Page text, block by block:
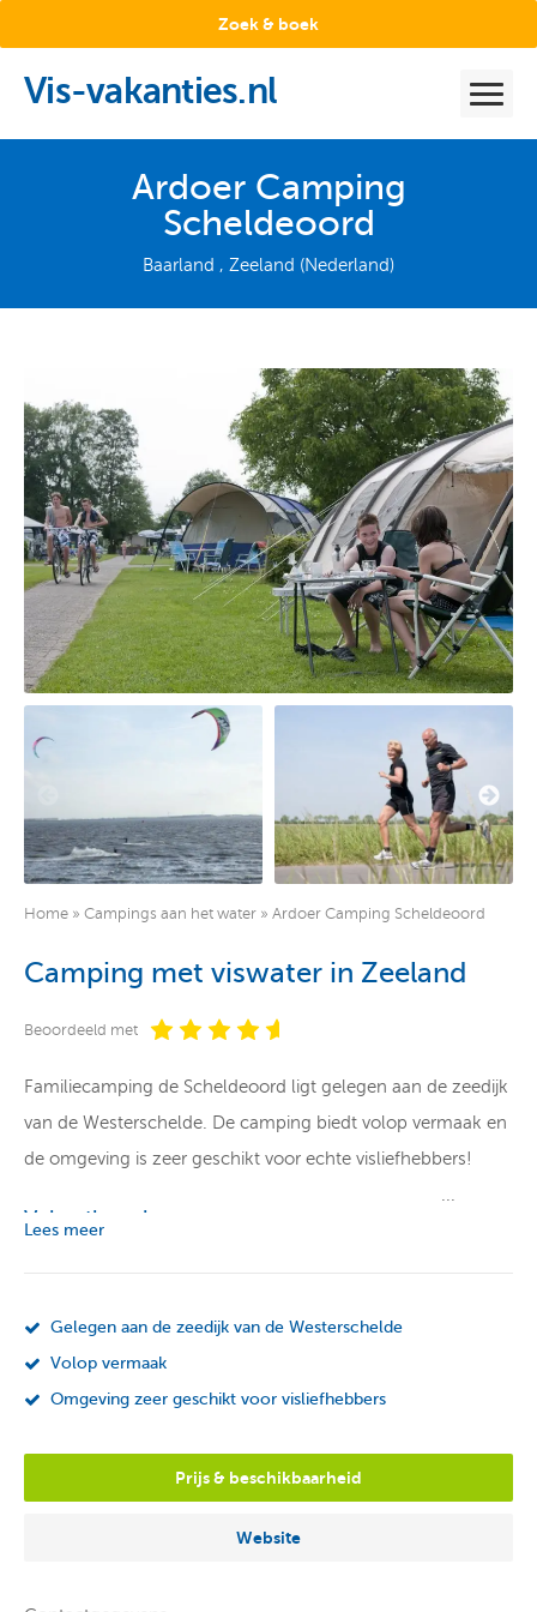
Vis-vakanties.nl
Zoek & boek
Ardoer Camping
Scheldeoord
Baarland , Zeeland (Nederland)
Home » Campings aan het water » Ardoer Camping Scheldeoord
Camping met viswater in Zeeland
Beoordeeld met
Familiecamping de Scheldeoord ligt gelegen aan de zeedijk
van de Westerschelde. De camping biedt volop vermaak en
de omgeving is zeer geschikt voor echte visliefhebbers!
Vakantiepark
is er een actief animatieteam die verschillende sport- en
spelprogramma’s organiseert. Zin in iets actiefs? Geen
zorgen, er is namelijk een springkussen, jeu de boulesbaan,
buitenzwembad. In het binnenzwembad vind je tevens een
Lees meer
Gelegen aan de zeedijk van de Westerschelde
Volop vermaak
Omgeving zeer geschikt voor visliefhebbers
Prijs & beschikbaarheid
Website